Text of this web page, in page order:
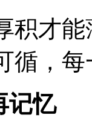
积才
循，
记忆